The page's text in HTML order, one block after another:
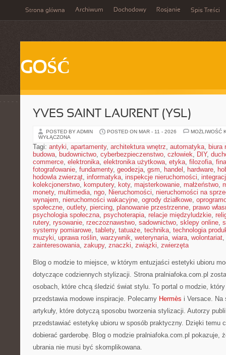
Strona główna Archiwum Dochodowy Rosjanie Spis Treści
GOŚĆ
YVES SAINT LAURENT (YSL)
POSTED BY ADMIN POSTED ON MAR - 11 - 2026
MOŻLIWOŚĆ
WYŁĄCZONA
Tagi: antyki, apartamenty, architektura wnętrz, automatyka, biura
budowa, budownictwo, cyberbezpieczenstwo, człowiek, DIY,
commerce, elektronika, elektronika użytkowa, etyka, filozofia,
fotografowanie, fundamenty, geodezja, gsm, handel , hardware,
hodowla zwierząt, informatyka, inspekcje nieruchomości,
kolekcjonerstwo, komputery, koty, majsterkowanie, małżeństwo,
monety, multimedia, ngo, Nieruchomości, nieruchomości na
wynajem, nieruchomości wakacyjne, ogrody działkowe,
społeczne, outlety, piercing, planowanie przestrzenne, prawo
psychologia społeczna, psychoterapia, relacje międzyludzkie,
rutery, rysowanie, rzeczoznawstwo, sadownictwo, sklepy online,
systemy pomiarowe, tablety, tatuaże, technika, technologia
muzyki, uprawa roślin, warzywnik, weterynaria, wiara, wolontariat,
zainteresowania, zakupy, znaczki, związki, zwierzęta
Blog o modzie to miejsce, w którym entuzjaści estetyki ubioru
dotyczące codziennych stylizacji. Strona pralniafoka.com.pl
osobach, które chcą śledzić świat stylu. To portal o modzie,
przedstawia modowe inspiracje. Polecamy Hermès i Versace. Na
artykuły, które dotyczą sposobu tworzenia stylizacji. Autorzy
przedstawiać estetykę ubioru w sposób praktyczny. Dzięki temu
dobierać garderobę. Blog o modzie pralniafoka.com.pl pokazuje,
ubrania nie musi być skomplikowana.